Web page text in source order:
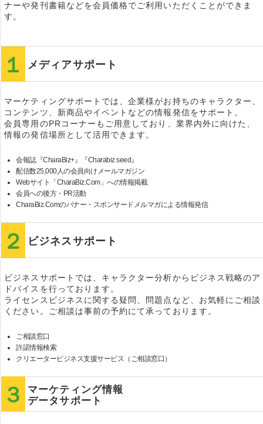
ナーや発刊書籍などを会員価格でご利用いただくことができま
す。
メディアサポート
マーケティングサポートでは、企業様がお持ちのキャラクター、
コンテンツ、新商品やイベントなどの情報発信をサポート。
会員専用のPRコーナーもご用意しており、業界内外に向けた、
情報の発信場所として活用できます。
会報誌『CharaBiz+』『Charabiz seed』
配信数25,000人の会員向けメールマガジン
Webサイト「CharaBiz.Com」への情報掲載
会員への後方・PR活動
CharaBiz.Comのバナー・スポンサードメルマガによる情報発信
ビジネスサポート
ビジネスサポートでは、キャラクター分析からビジネス戦略のア
ドバイスを行っております。
ライセンスビジネスに関する疑問、問題点など、お気軽にご相談
ください。ご相談は事前の予約にて承っております。
ご相談窓口
許諾情報検索
クリエータービジネス支援サービス（ご相談窓口）
マーケティング情報
データサポート